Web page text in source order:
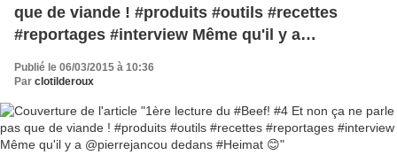
que de viande ! #produits #outils #recettes
#reportages #interview Même qu'il y a
@pierrejancou dedans #Heimat 😊
Publié le 06/03/2015 à 10:36
Par clotilderoux